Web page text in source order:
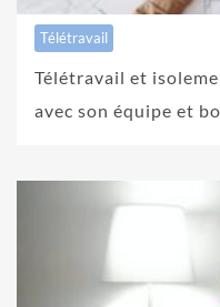
Télétravail
Télétravail et
avec son équipe et